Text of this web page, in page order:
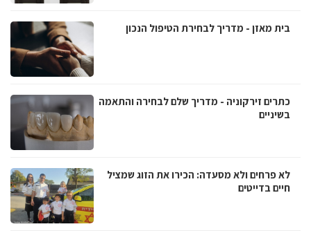
בית מאזן - מדריך לבחירת הטיפול הנכון
כתרים זירקוניה - מדריך שלם לבחירה והתאמה
בשיניים
לא פרחים ולא מסעדה: הכירו את הזוג שמציל
חיים בדייטים